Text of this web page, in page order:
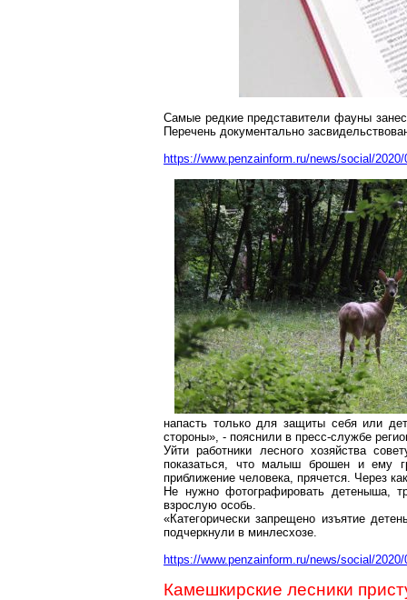
Самые редкие представители фауны
Перечень документально
https://www.penzainform.ru/news/social/
напасть только для защиты себя или
стороны», - пояснили в пресс-службе
Уйти работники лесного хозяйства
показаться, что малыш брошен и ему
приближение человека, прячется. Через
Не нужно фотографировать детеныша,
взрослую особь.
«Категорически запрещено изъятие
подчеркнули в минлесхозе.
https://www.penzainform.ru/news/social/
Камешкирские лесники